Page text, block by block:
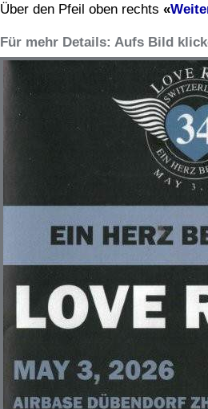
Über den Pfeil oben rechts «
Für mehr Details: Aufs Bild